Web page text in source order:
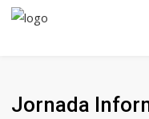
Jornada